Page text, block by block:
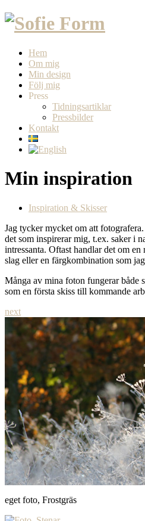
Hem
Om mig
Min design
Följ mig
Press
Tidningsartiklar
Pressbilder
Kontakt
Min inspiration
Inspiration & Skisser
Jag tycker mycket om att
det som inspirerar mig, t.ex. saker i
intressanta. Oftast handlar det om
slag eller en färgkombination som
Många av mina foton fungerar både
som en första skiss till kommande
next
eget foto, Frostgräs